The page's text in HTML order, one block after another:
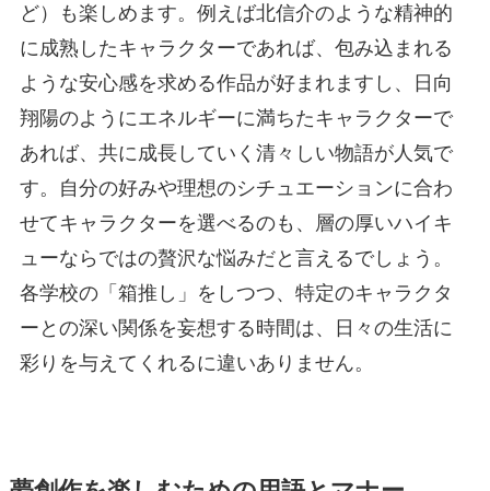
ど）も楽しめます。例えば北信介のような精神的
に成熟したキャラクターであれば、包み込まれる
ような安心感を求める作品が好まれますし、日向
翔陽のようにエネルギーに満ちたキャラクターで
あれば、共に成長していく清々しい物語が人気で
す。自分の好みや理想のシチュエーションに合わ
せてキャラクターを選べるのも、層の厚いハイキ
ューならではの贅沢な悩みだと言えるでしょう。
各学校の「箱推し」をしつつ、特定のキャラクタ
ーとの深い関係を妄想する時間は、日々の生活に
彩りを与えてくれるに違いありません。